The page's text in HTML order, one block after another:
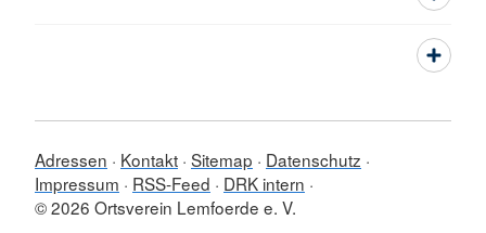
Adressen Kontakt Sitemap
Datenschutz
Impressum
RSS-Feed
DRK intern
© 2026 Ortsverein Lemfoerde e. V.